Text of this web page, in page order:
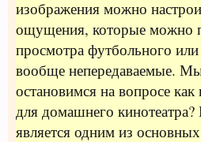
изображения можно
ощущения, которые можно
просмотра футбольного
вообще непередаваемые.
остановимся на вопросе как
для домашнего
является одним из